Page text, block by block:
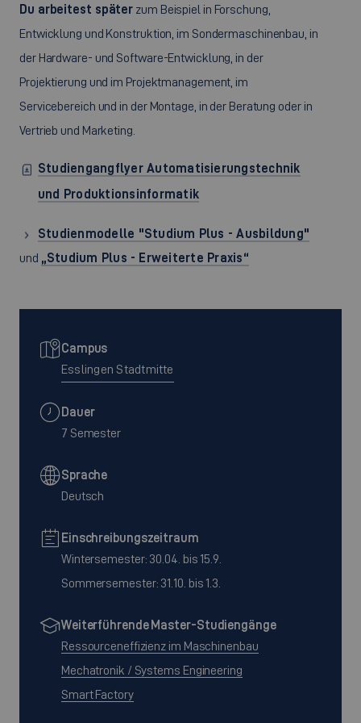
Du arbeitest später zum Beispiel in Forschung,
Entwicklung und Konstruktion, im Sondermaschinenbau, in
der Hardware- und Software-Entwicklung, in der
Projektierung und im Projektmanagement, im
Servicebereich und in der Montage, in der Beratung oder in
Vertrieb und Marketing.
Studiengangflyer Automatisierungstechnik
und Produktionsinformatik
Studienmodelle "Studium Plus - Ausbildung"
und „Studium Plus - Erweiterte Praxis“
Campus
Esslingen Stadtmitte
Dauer
7 Semester
Sprache
Deutsch
Einschreibungszeitraum
Wintersemester: 30.04. bis 15.9.
Sommersemester: 31.10. bis 1.3.
Weiterführende Master-Studiengänge
Ressourceneffizienz im Maschinenbau
Mechatronik / Systems Engineering
Smart Factory